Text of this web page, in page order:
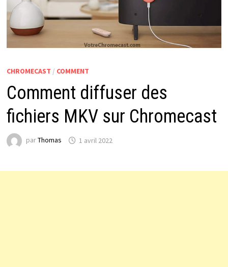
CHROMECAST / COMMENT
Comment diffuser des
fichiers MKV sur Chromecast
parThomas 1 avril 2022